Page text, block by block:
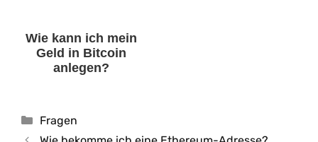
Wie kann ich mein
Geld in Bitcoin
anlegen?
Kategorien
Fragen